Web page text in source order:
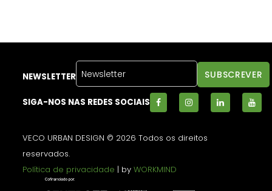
NEWSLETTER
SIGA-NOS NAS REDES SOCIAIS
VECO URBAN DESIGN © 2026 Todos os direitos
reservados.
Política de privacidade | byWORKMIND